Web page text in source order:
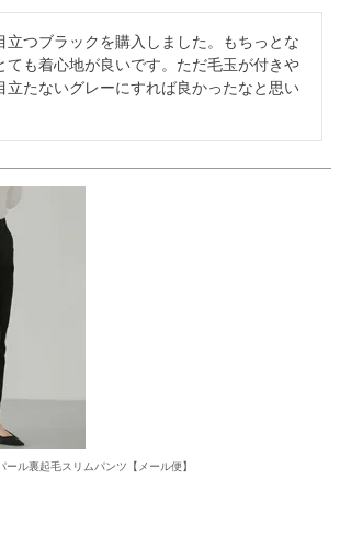
立つブラックを購入しました。もちっとな
ても着心地が良いです。ただ毛玉が付きや
立たないグレーにすれば良かったなと思い
ール裏起毛スリムパンツ【メール便】